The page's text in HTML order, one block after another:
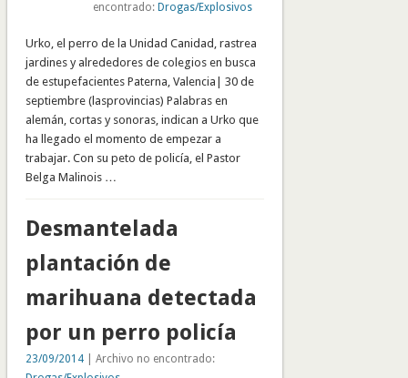
encontrado: Drogas/Explosivos
Urko, el perro de la Unidad Canidad, rastrea
jardines y alrededores de colegios en busca
de estupefacientes Paterna, Valencia| 30 de
septiembre (lasprovincias) Palabras en
alemán, cortas y sonoras, indican a Urko que
ha llegado el momento de empezar a
trabajar. Con su peto de policía, el Pastor
Belga Malinois …
Desmantelada
plantación de
marihuana detectada
por un perro policía
23/09/2014| Archivo no encontrado: